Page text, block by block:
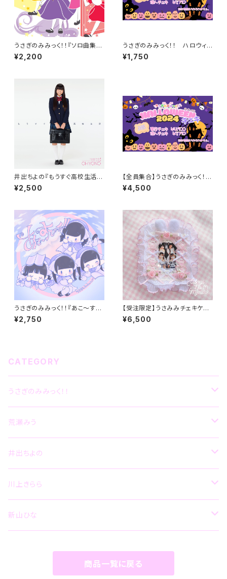
うさぎのみみっく！！『ソロ曲集』
(MiniAlbum)
¥2,200
うさぎのみみっく！！ ハロウィン
チェキ2024
¥1,750
井出ちよの『もうすぐ高校生活』
（1stAlbum）
¥2,500
【全員集合】うさぎのみみっく！！
ハロウィンチェキ2024
¥4,500
うさぎのみみっく！！『あこ～すて
ぃっく！！』(MiniAlbum)
¥2,750
【受注限定】うさみみチェキケー
スキーホルダー（ハンドメイド）
¥6,500
CATEGORY
うさぎのみみっく！！
CD
グッズ
荒瀬みう
CD
グッズ
その他
井出ちよの
CD
グッズ
川上きらら
CD
新山ひな
商品一覧に戻る